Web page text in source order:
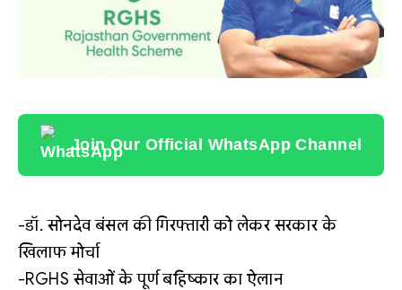
Join Our Official WhatsApp Channel
-डॉ. सोनदेव बंसल की गिरफ्तारी को लेकर सरकार के
खिलाफ मोर्चा
-RGHS सेवाओं के पूर्ण बहिष्कार का ऐलान